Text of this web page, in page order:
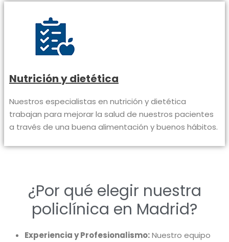
Nutrición y dietética
Nuestros especialistas en nutrición y dietética
trabajan para mejorar la salud de nuestros pacientes
a través de una buena alimentación y buenos hábitos.
¿Por qué elegir nuestra
policlínica en Madrid?
Experiencia y Profesionalismo:Nuestro equipo